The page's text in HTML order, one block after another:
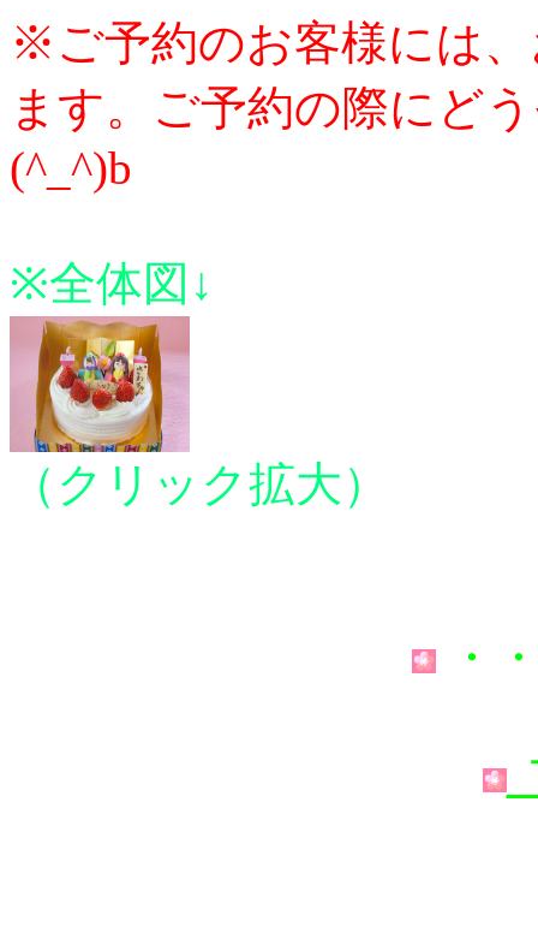
※ご予約のお客様には
ます。ご予約の際にど
(^_^)b
※全体図↓
（クリック拡大）
・